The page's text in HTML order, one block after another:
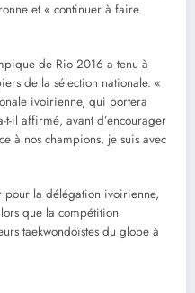
et « continuer à faire
de Rio 2016 a tenu à
de la sélection nationale. «
ivoirienne, qui portera
t-il affirmé, avant d’encourager
à nos champions, je suis avec
pour la délégation ivoirienne,
que la compétition
taekwondoïstes du globe à